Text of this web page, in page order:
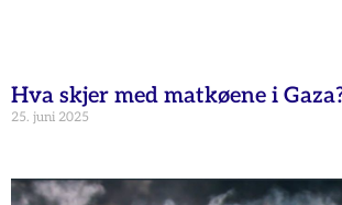
Hva skjer med matkøene i
25. juni 2025